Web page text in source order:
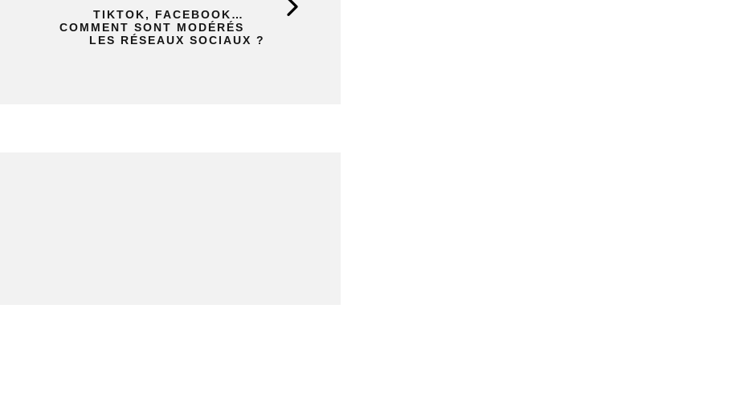
TIKTOK, FACEBOOK…
COMMENT SONT MODÉRÉS
LES RÉSEAUX SOCIAUX ?